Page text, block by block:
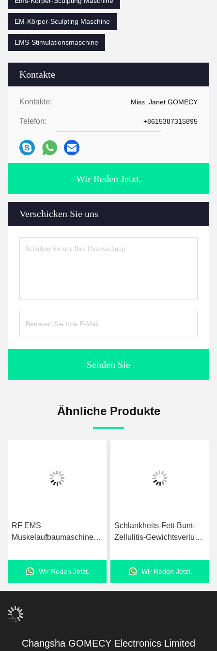
Kontakte
Kontakte: Miss. Janet GOMECY
Telefon: +8615387315895
Wir Reden Jetzt.
Verschicken Sie uns
Senden Sie
EM-Körper-Sculpting Maschine
EMS-Stimulationsmaschine
Ähnliche Produkte
Schlankheits-Fett-Bunt-
Zellulitis-Gewichtsverlust-
EMS Muskelstimulator
Wir Reden Jetzt.
Nicht-invasive EMS-
Skulpturmaschine
Muskelskulpturmaschine
Wir Reden Jetzt.
Changsha GOMECY Electronics Limited